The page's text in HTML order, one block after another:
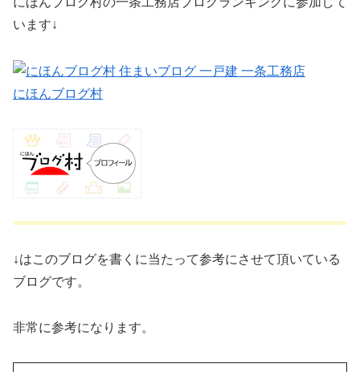
います↓
にほんブログ村
↓はこのブログを書くに当たって参考にさせて頂いている
ブログです。
非常に参考になります。